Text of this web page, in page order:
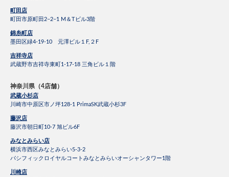
町田店
町田市原町田2−2−1 M＆Tビル3階
錦糸町店
墨田区緑4-19-10 元澤ビル１F,２F
吉祥寺店
武蔵野市吉祥寺東町1-17-18 三角ビル１階
神奈川県（4店舗）
武蔵小杉店
川崎市中原区市ノ坪128-1 PrimaSK武蔵小杉3F
藤沢店
藤沢市朝日町10-7 旭ビル6F
みなとみらい店
横浜市西区みなとみらい5-3-2
パシフィックロイヤルコートみなとみらいオーシャンタワー1階
川崎店